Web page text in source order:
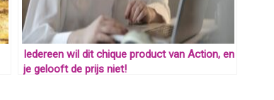
Iedereen wil dit chique product van Action, en
je gelooft de prijs niet!